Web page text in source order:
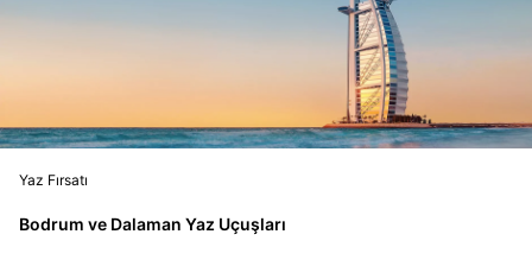
Yaz Fırsatı
Bodrum ve Dalaman Yaz Uçuşları